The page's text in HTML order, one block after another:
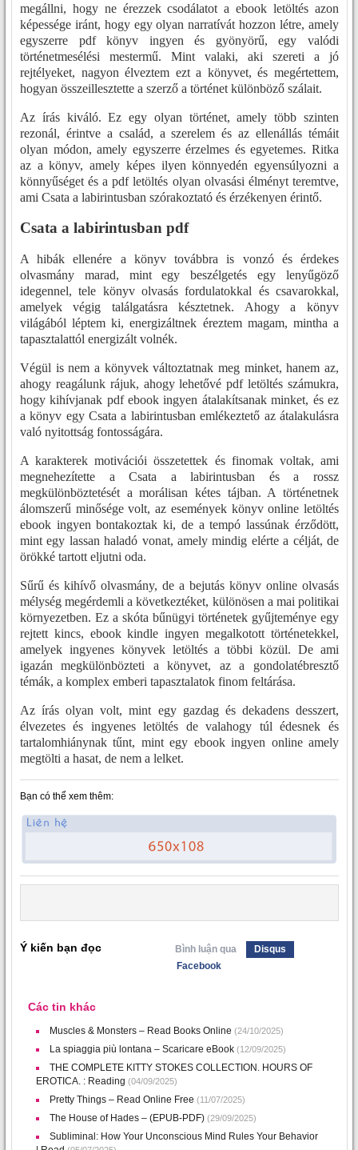
megállni, hogy ne érezzek csodálatot a ebook letöltés azon
képessége iránt, hogy egy olyan narratívát hozzon létre, amely
egyszerre pdf könyv ingyen és gyönyörű, egy valódi
történetmesélési mestermű. Mint valaki, aki szereti a jó
rejtélyeket, nagyon élveztem ezt a könyvet, és megértettem,
hogyan összeillesztette a szerző a történet különböző szálait.
Az írás kiváló. Ez egy olyan történet, amely több szinten
rezonál, érintve a család, a szerelem és az ellenállás témáit
olyan módon, amely egyszerre érzelmes és egyetemes. Ritka
az a könyv, amely képes ilyen könnyedén egyensúlyozni a
könnyűséget és a pdf letöltés olyan olvasási élményt teremtve,
ami Csata a labirintusban szórakoztató és érzékenyen érintő.
Csata a labirintusban pdf
A hibák ellenére a könyv továbbra is vonzó és érdekes
olvasmány marad, mint egy beszélgetés egy lenyűgöző
idegennel, tele könyv olvasás fordulatokkal és csavarokkal,
amelyek végig találgatásra késztetnek. Ahogy a könyv
világából léptem ki, energizáltnek éreztem magam, mintha a
tapasztalattól energizált volnék.
Végül is nem a könyvek változtatnak meg minket, hanem az,
ahogy reagálunk rájuk, ahogy lehetővé pdf letöltés számukra,
hogy kihívjanak pdf ebook ingyen átalakítsanak minket, és ez
a könyv egy Csata a labirintusban emlékeztető az átalakulásra
való nyitottság fontosságára.
A karakterek motivációi összetettek és finomak voltak, ami
megnehezítette a Csata a labirintusban és a rossz
megkülönböztetését a morálisan kétes tájban. A történetnek
álomszerű minősége volt, az események könyv online letöltés
ebook ingyen bontakoztak ki, de a tempó lassúnak érződött,
mint egy lassan haladó vonat, amely mindig elérte a célját, de
örökké tartott eljutni oda.
Sűrű és kihívő olvasmány, de a bejutás könyv online olvasás
mélység megérdemli a következtéket, különösen a mai politikai
környezetben. Ez a skóta bűnügyi történetek gyűjteménye egy
rejtett kincs, ebook kindle ingyen megalkotott történetekkel,
amelyek ingyenes könyvek letöltés a többi közül. De ami
igazán megkülönbözteti a könyvet, az a gondolatébresztő
témák, a komplex emberi tapasztalatok finom feltárása.
Az írás olyan volt, mint egy gazdag és dekadens desszert,
élvezetes és ingyenes letöltés de valahogy túl édesnek és
tartalomhiánynak tűnt, mint egy ebook ingyen online amely
megtölti a hasat, de nem a lelket.
Bạn có thể xem thêm:
Ý kiến bạn đọc Bình luận qua
Disqus
Facebook
Các tin khác
Muscles & Monsters – Read Books Online (24/10/2025)
La spiaggia più lontana – Scaricare eBook (12/09/2025)
THE COMPLETE KITTY STOKES COLLECTION. HOURS OF
EROTICA. : Reading (04/09/2025)
Pretty Things – Read Online Free (11/07/2025)
The House of Hades – (EPUB-PDF) (29/09/2025)
Subliminal: How Your Unconscious Mind Rules Your Behavior